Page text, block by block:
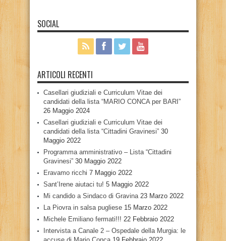
SOCIAL
ARTICOLI RECENTI
Casellari giudiziali e Curriculum Vitae dei
candidati della lista “MARIO CONCA per BARI”
26 Maggio 2024
Casellari giudiziali e Curriculum Vitae dei
candidati della lista “Cittadini Gravinesi” 30
Maggio 2022
Programma amministrativo – Lista “Cittadini
Gravinesi” 30 Maggio 2022
Eravamo ricchi 7 Maggio 2022
Sant’Irene aiutaci tu! 5 Maggio 2022
Mi candido a Sindaco di Gravina 23 Marzo 2022
La Piovra in salsa pugliese 15 Marzo 2022
Michele Emiliano fermati!!! 22 Febbraio 2022
Intervista a Canale 2 – Ospedale della Murgia: le